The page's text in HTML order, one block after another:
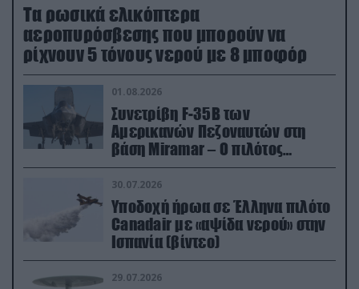
Τα ρωσικά ελικόπτερα
αεροπυρόσβεσης που μπορούν να
ρίχνουν 5 τόνους νερού με 8 μποφόρ
01.08.2026
Συνετρίβη F-35B των
Αμερικανών Πεζοναυτών στη
βάση Miramar – Ο πιλότος
εκτινάχθηκε εγκαίρως
30.07.2026
Υποδοχή ήρωα σε Έλληνα πιλότο
Canadair με «αψίδα νερού» στην
Ισπανία (βίντεο)
29.07.2026